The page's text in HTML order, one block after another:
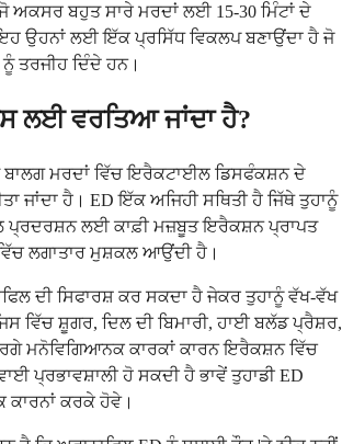
ਅਕਸਰ ਬਹੁਤ ਸਾਰੇ ਮਰਦਾਂ ਲਈ 15-30 ਮਿੰਟਾਂ ਦੇ
ਉਹਨਾਂ ਲਈ ਇੱਕ ਪ੍ਰਸਿੱਧ ਵਿਕਲਪ ਬਣਾਉਂਦਾ ਹੈ ਜੋ
ਤਰਜੀਹ ਦਿੰਦੇ ਹਨ।
ਲਈ ਵਰਤਿਆ ਜਾਂਦਾ ਹੈ?
ਬਾਲਗ ਮਰਦਾਂ ਵਿੱਚ ਇਰੈਕਟਾਈਲ ਡਿਸਫੰਕਸ਼ਨ ਦੇ
ਜਾਂਦਾ ਹੈ। ED ਇੱਕ ਅਜਿਹੀ ਸਥਿਤੀ ਹੈ ਜਿੱਥੇ ਤੁਹਾਨੂੰ
ਲਈ ਕਾਫ਼ੀ ਮਜ਼ਬੂਤ ​​ਇਰੈਕਸ਼ਨ ਪ੍ਰਾਪਤ
ਲਗਾਤਾਰ ਮੁਸ਼ਕਲ ਆਉਂਦੀ ਹੈ।
ਦੀ ਸਿਫਾਰਸ਼ ਕਰ ਸਕਦਾ ਹੈ ਜੇਕਰ ਤੁਹਾਨੂੰ ਵੱਖ-ਵੱਖ
ਵਿੱਚ ਸ਼ੂਗਰ, ਦਿਲ ਦੀ ਬਿਮਾਰੀ, ਹਾਈ ਬਲੱਡ ਪ੍ਰੈਸ਼ਰ,
ਮਨੋਵਿਗਿਆਨਕ ਕਾਰਕਾਂ ਕਾਰਨ ਇਰੈਕਸ਼ਨ ਵਿੱਚ
ਪ੍ਰਭਾਵਸ਼ਾਲੀ ਹੋ ਸਕਦੀ ਹੈ ਭਾਵੇਂ ਤੁਹਾਡੀ ED
ਕਾਰਨਾਂ ਕਰਕੇ ਹੋਵੇ।